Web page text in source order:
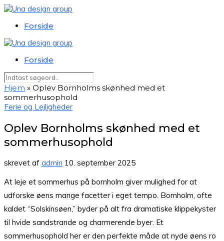
Forside
Forside
Hjem » Oplev Bornholms skønhed med et
sommerhusophold
Ferie og Lejligheder
Oplev Bornholms skønhed med et
sommerhusophold
skrevet af admin 10. september 2025
At leje et sommerhus på bornholm giver mulighed for at
udforske øens mange facetter i eget tempo. Bornholm, ofte
kaldet “Solskinsøen,” byder på alt fra dramatiske klippekyster
til hvide sandstrande og charmerende byer. Et
sommerhusophold her er den perfekte måde at nyde øens ro